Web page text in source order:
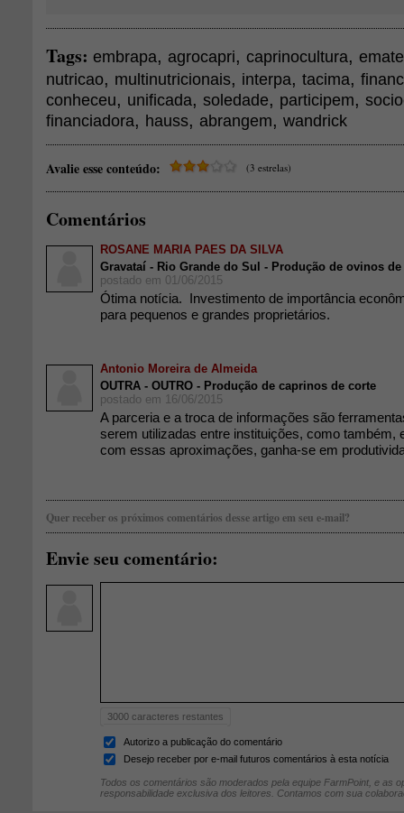
Tags: embrapa, agrocapri, caprinocultura,
nutricao, multinutricionais, interpa, tacima,
conheceu, unificada, soledade, participem,
financiadora, hauss, abrangem, wandrick
Avalie esse conteúdo: (3 estrelas)
Comentários
ROSANE MARIA PAES DA SILVA
Gravataí - Rio Grande do Sul - Produção de ovinos de
postado em 01/06/2015
Ótima notícia. Investimento de importância
para pequenos e grandes proprietários.
Antonio Moreira de Almeida
OUTRA - OUTRO - Produção de caprinos de corte
postado em 16/06/2015
A parceria e a troca de informações são
serem utilizadas entre instituições, como também,
com essas aproximações, ganha-se em
Quer receber os próximos comentários desse artigo em seu e-mail?
Envie seu comentário:
3000 caracteres restantes
Autorizo a publicação do comentário
Desejo receber por e-mail futuros comentários à esta notícia
Todos os comentários são moderados pela equipe FarmPoint, e as
responsabilidade exclusiva dos leitores. Contamos com sua